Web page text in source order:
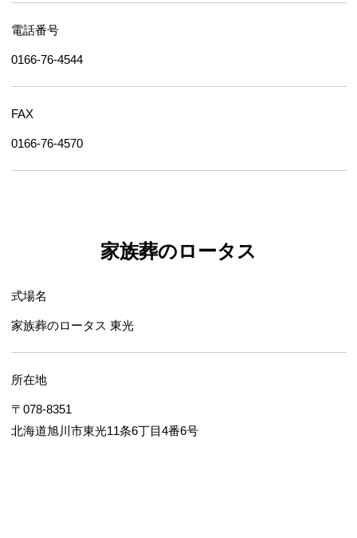
電話番号
0166-76-4544
FAX
0166-76-4570
家族葬のロータス
式場名
家族葬のロータス 東光
所在地
〒078-8351
北海道旭川市東光11条6丁目4番6号